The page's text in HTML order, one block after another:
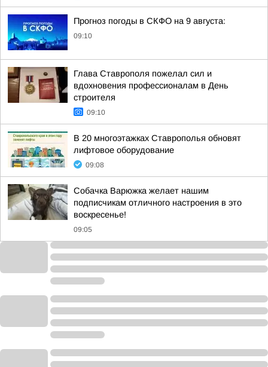
Прогноз погоды в СКФО на 9 августа:
09:10
Глава Ставрополя пожелал сил и
вдохновения профессионалам в День
строителя
09:10
В 20 многоэтажках Ставрополья обновят
лифтовое оборудование
09:08
Собачка Варюжка желает нашим
подписчикам отличного настроения в это
воскресенье!
09:05